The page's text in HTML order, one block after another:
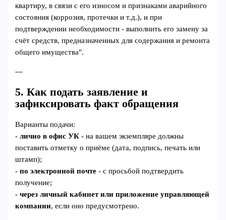
квартиру, в связи с его износом и признаками аварийного
состояния (коррозия, протечки и т.д.), и при
подтверждении необходимости - выполнить его замену за
счёт средств, предназначенных для содержания и ремонта
общего имущества".
---
5. Как подать заявление и
зафиксировать факт обращения
Варианты подачи:
-лично в офис УК - на вашем экземпляре должны
поставить отметку о приёме (дата, подпись, печать или
штамп);
-по электронной почте - с просьбой подтвердить
получение;
-через личный кабинет или приложение управляющей
компании, если оно предусмотрено.